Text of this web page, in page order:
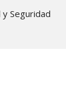
y Seguridad